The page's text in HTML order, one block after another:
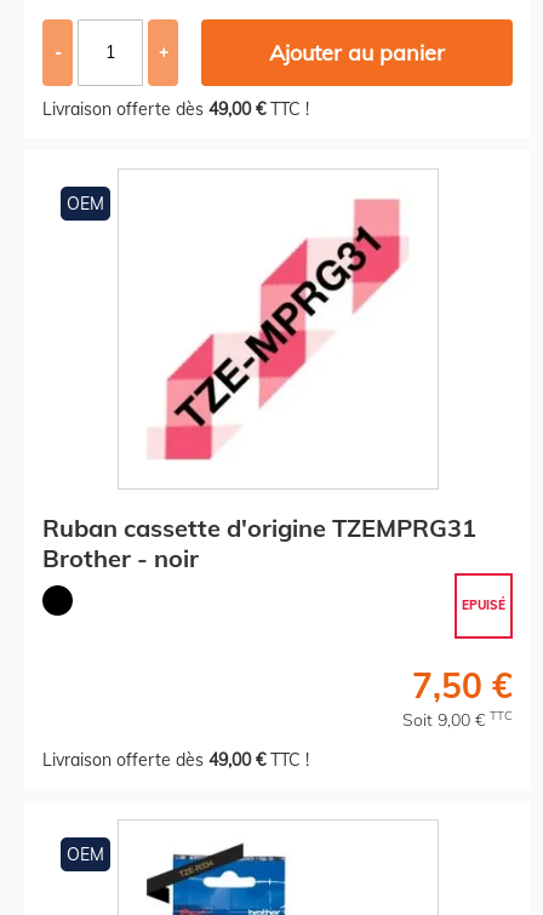
- + Ajouter au panier
Livraison offerte dès 49,00 €TTC !
OEM
Ruban cassette d'origine TZEMPRG31
Brother - noir
EPUISÉ
7,50 €
Soit 9,00 € TTC
Livraison offerte dès 49,00 €TTC !
OEM